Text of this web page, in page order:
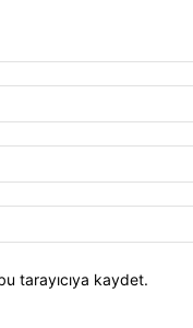
tarayıcıya kaydet.